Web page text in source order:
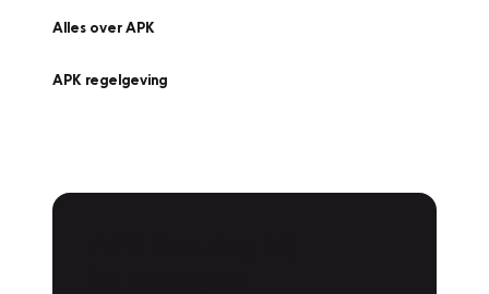
Alles over APK
APK regelgeving